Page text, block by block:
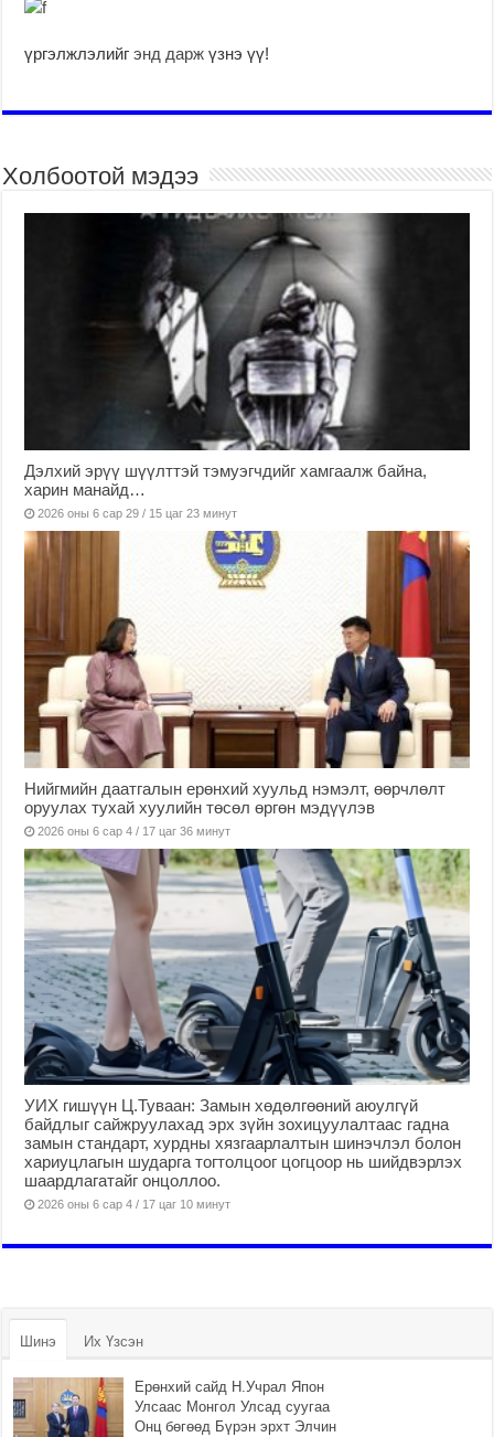
үргэлжлэлийг энд дарж үзнэ үү!
Холбоотой мэдээ
Дэлхий эрүү шүүлттэй тэмуэгчдийг хамгаалж байна,
харин манайд…
2026 оны 6 сар 29 / 15 цаг 23 минут
Нийгмийн даатгалын ерөнхий хуульд нэмэлт, өөрчлөлт
оруулах тухай хуулийн төсөл өргөн мэдүүлэв
2026 оны 6 сар 4 / 17 цаг 36 минут
УИХ гишүүн Ц.Туваан: Замын хөдөлгөөний аюулгүй
байдлыг сайжруулахад эрх зүйн зохицуулалтаас гадна
замын стандарт, хурдны хязгаарлалтын шинэчлэл болон
хариуцлагын шударга тогтолцоог цогцоор нь шийдвэрлэх
шаардлагатайг онцоллоо.
2026 оны 6 сар 4 / 17 цаг 10 минут
Шинэ Их Үзсэн
Ерөнхий сайд Н.Учрал Япон
Улсаас Монгол Улсад суугаа
Онц бөгөөд Бүрэн эрхт Элчин